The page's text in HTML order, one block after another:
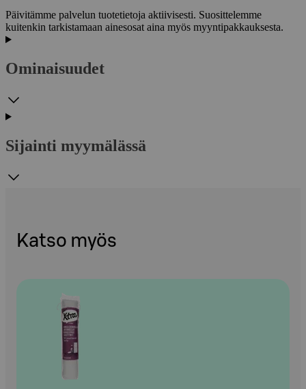
Päivitämme palvelun tuotetietoja aktiivisesti. Suosittelemme
kuitenkin tarkistamaan ainesosat aina myös myyntipakkauksesta.
Ominaisuudet
Sijainti myymälässä
Katso myös